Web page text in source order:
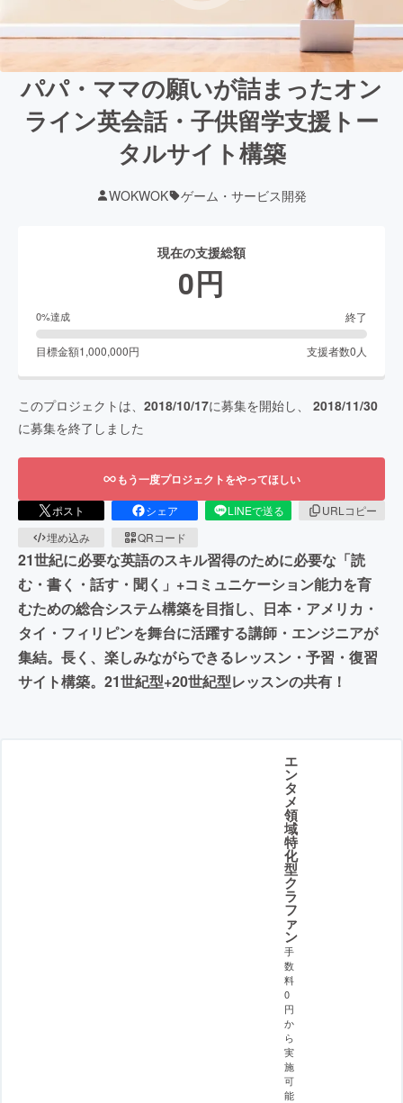
パパ・ママの願いが詰まったオン
ライン英会話・子供留学支援トー
タルサイト構築
WOKWOK ゲーム・サービス開発
現在の支援総額
0円
0%達成 終了
目標金額1,000,000円 支援者数0 人
このプロジェクトは、 2018/10/17に募集を開始し、 2018/11/30
に募集を終了しました
もう一度プロジェクトをやってほしい
ポスト シェア LINEで送る
URLコピー
埋め込み
QRコード
21世紀に必要な英語のスキル習得のために必要な「読
む・書く・話す・聞く」+コミュニケーション能力を育
むための総合システム構築を目指し、日本・アメリカ・
タイ・フィリピンを舞台に活躍する講師・エンジニアが
集結。長く、楽しみながらできるレッスン・予習・復習
サイト構築。21世紀型+20世紀型レッスンの共有！
エ
ン
タ
メ
領
域
特
化
型
ク
ラ
フ
ァ
ン
手
数
料
0
円
か
ら
実
施
可
能